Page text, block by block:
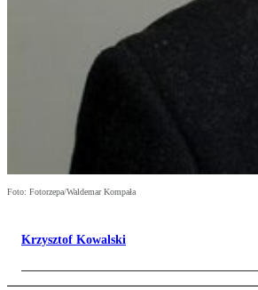
Foto: Fotorzepa/Waldemar Kompała
Krzysztof Kowalski